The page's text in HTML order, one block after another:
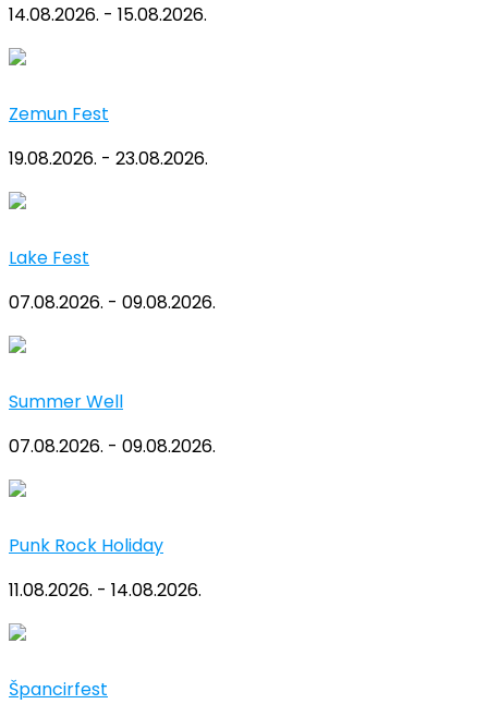
14.08.2026. - 15.08.2026.
Zemun Fest
19.08.2026. - 23.08.2026.
Lake Fest
07.08.2026. - 09.08.2026.
Summer Well
07.08.2026. - 09.08.2026.
Punk Rock Holiday
11.08.2026. - 14.08.2026.
Špancirfest